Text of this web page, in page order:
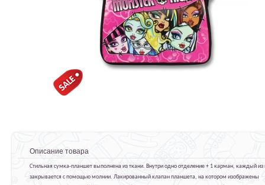
Описание товара
Стильная сумка-планшет выполнена из ткани. Внутри одно отделение + 1 карман, каждый из
закрывается с помощью молнии. Лакированный клапан планшета, на котором изображены